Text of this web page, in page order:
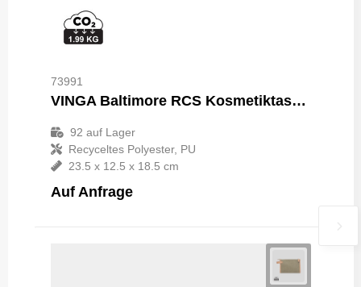
73991
VINGA Baltimore RCS Kosmetiktasche
92 auf Lager
Recyceltes Polyester, PU
23.5 x 12.5 x 18.5 cm
Auf Anfrage